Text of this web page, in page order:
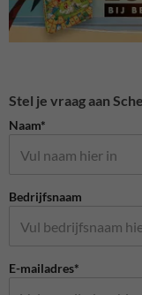
Stel je vraag aan
Naam*
Bedrijfsnaam
E-mailadres*